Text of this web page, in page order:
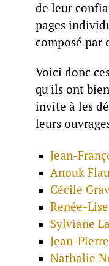
de leur
pages
composé par
Voici donc
qu'ils ont
invite à les
leurs
Jean-
Anouk
Cécile
Renée-
Sylviane
Jean-
Nathalie